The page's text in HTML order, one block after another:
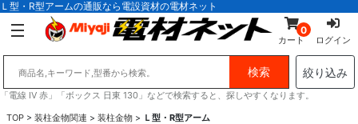
Ｌ型・R型アームの通販なら電設資材の電材ネット
0
カート ログイン
絞り込み
「電線 IV 赤」「ボックス 日東 130」などで検索すると、探しやすくなります。
TOP > 装柱金物関連 > 装柱金物 > Ｌ型・R型アーム